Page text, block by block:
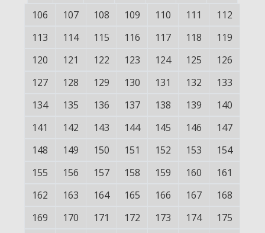
106
107 108 109 110 111
112
113
114 115 116 117 118
119
120
121 122 123 124 125
126
127
128 129 130 131 132
133
134
135 136 137 138 139
140
141
142 143 144 145 146
147
148
149 150 151 152 153
154
155
156 157 158 159 160
161
162
163 164 165 166 167
168
169
170 171 172 173 174
175